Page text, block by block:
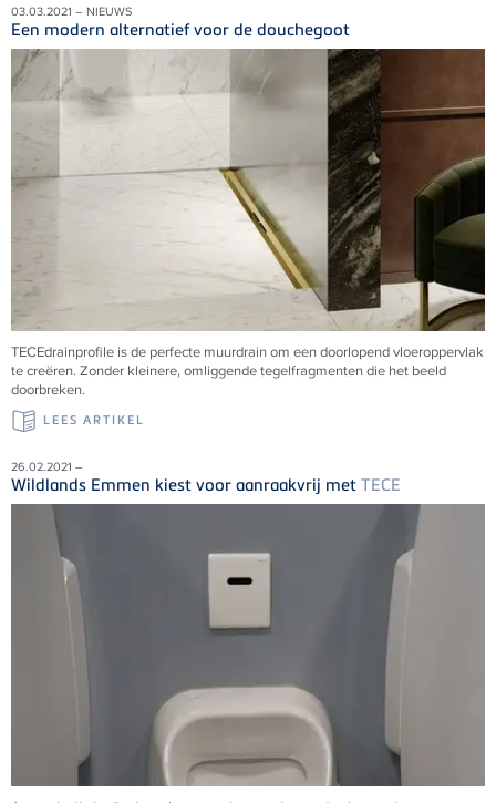
03.03.2021 – NIEUWS
Een modern alternatief voor de douchegoot
TECEdrainprofile is de perfecte muurdrain om een doorlopend vloeroppervlak
te creëren. Zonder kleinere, omliggende tegelfragmenten die het beeld
doorbreken.
LEES ARTIKEL
26.02.2021 –
Wildlands Emmen kiest voor aanraakvrij met TECE